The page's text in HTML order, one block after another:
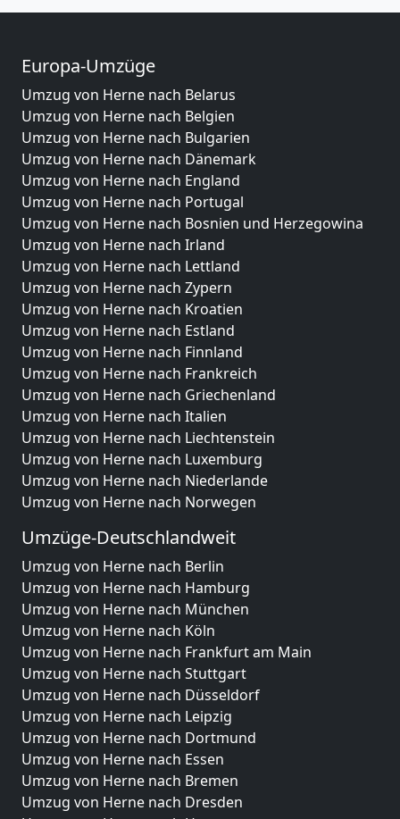
Europa-Umzüge
Umzug von Herne nach Belarus
Umzug von Herne nach Belgien
Umzug von Herne nach Bulgarien
Umzug von Herne nach Dänemark
Umzug von Herne nach England
Umzug von Herne nach Portugal
Umzug von Herne nach Bosnien und Herzegowina
Umzug von Herne nach Irland
Umzug von Herne nach Lettland
Umzug von Herne nach Zypern
Umzug von Herne nach Kroatien
Umzug von Herne nach Estland
Umzug von Herne nach Finnland
Umzug von Herne nach Frankreich
Umzug von Herne nach Griechenland
Umzug von Herne nach Italien
Umzug von Herne nach Liechtenstein
Umzug von Herne nach Luxemburg
Umzug von Herne nach Niederlande
Umzug von Herne nach Norwegen
Umzüge-Deutschlandweit
Umzug von Herne nach Berlin
Umzug von Herne nach Hamburg
Umzug von Herne nach München
Umzug von Herne nach Köln
Umzug von Herne nach Frankfurt am Main
Umzug von Herne nach Stuttgart
Umzug von Herne nach Düsseldorf
Umzug von Herne nach Leipzig
Umzug von Herne nach Dortmund
Umzug von Herne nach Essen
Umzug von Herne nach Bremen
Umzug von Herne nach Dresden